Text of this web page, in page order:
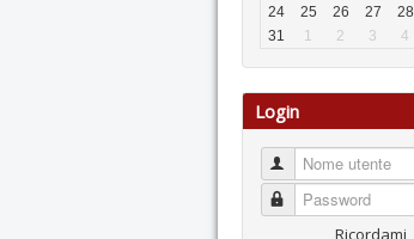
24
25 26 27 28
31
1 2 3 4
Login
Nome utente
Password
Ricordami